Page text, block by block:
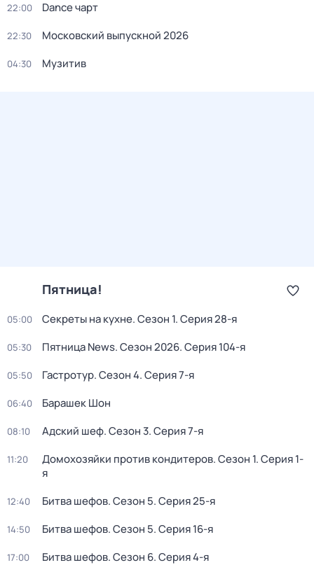
22:00 Dance чарт
22:30 Московский выпускной 2026
04:30 Музитив
Пятница!
05:00 Секреты на кухне. Сезон 1. Серия 28-я
05:30 Пятница News. Сезон 2026. Серия 104-я
05:50 Гастротур. Сезон 4. Серия 7-я
06:40 Барашек Шон
08:10 Адский шеф. Сезон 3. Серия 7-я
11:20 Домохозяйки против кондитеров. Сезон 1. Серия 1-
я
12:40 Битва шефов. Сезон 5. Серия 25-я
14:50 Битва шефов. Сезон 5. Серия 16-я
17:00 Битва шефов. Сезон 6. Серия 4-я